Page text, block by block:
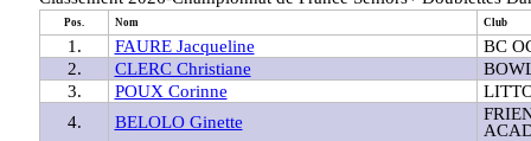
Pos. Nom Club
1. FAURE Jacqueline
BC
2.
CLERC Christiane
3.
POUX Corinne
4.
BELOLO Ginette